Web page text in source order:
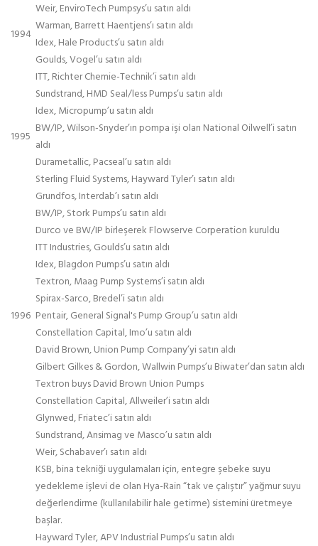
1994
Weir, EnviroTech Pumpsys’u satın aldı
Warman, Barrett Haentjens’ı satın aldı
Idex, Hale Products’u satın aldı
Goulds, Vogel’u satın aldı
ITT, Richter Chemie-Technik’i satın aldı
Sundstrand, HMD Seal/less Pumps’u satın aldı
1995
Idex, Micropump’u satın aldı
BW/IP, Wilson-Snyder’ın pompa işi olan National Oilwell’i satın
aldı
Durametallic, Pacseal’u satın aldı
1996
Sterling Fluid Systems, Hayward Tyler’ı satın aldı
Grundfos, Interdab’ı satın aldı
BW/IP, Stork Pumps’u satın aldı
Durco ve BW/IP birleşerek Flowserve Corperation kuruldu
ITT Industries, Goulds’u satın aldı
Idex, Blagdon Pumps’u satın aldı
Textron, Maag Pump Systems’i satın aldı
Spirax-Sarco, Bredel’i satın aldı
Pentair, General Signal's Pump Group’u satın aldı
Constellation Capital, Imo’u satın aldı
David Brown, Union Pump Company’yi satın aldı
Gilbert Gilkes & Gordon, Wallwin Pumps’u Biwater’dan satın aldı
Textron buys David Brown Union Pumps
Constellation Capital, Allweiler’i satın aldı
Glynwed, Friatec’i satın aldı
Sundstrand, Ansimag ve Masco’u satın aldı
Weir, Schabaver’ı satın aldı
KSB, bina tekniği uygulamaları için, entegre şebeke suyu
yedekleme işlevi de olan Hya-Rain “tak ve çalıştır” yağmur suyu
değerlendirme (kullanılabilir hale getirme) sistemini üretmeye
başlar.
Hayward Tyler, APV Industrial Pumps’u satın aldı